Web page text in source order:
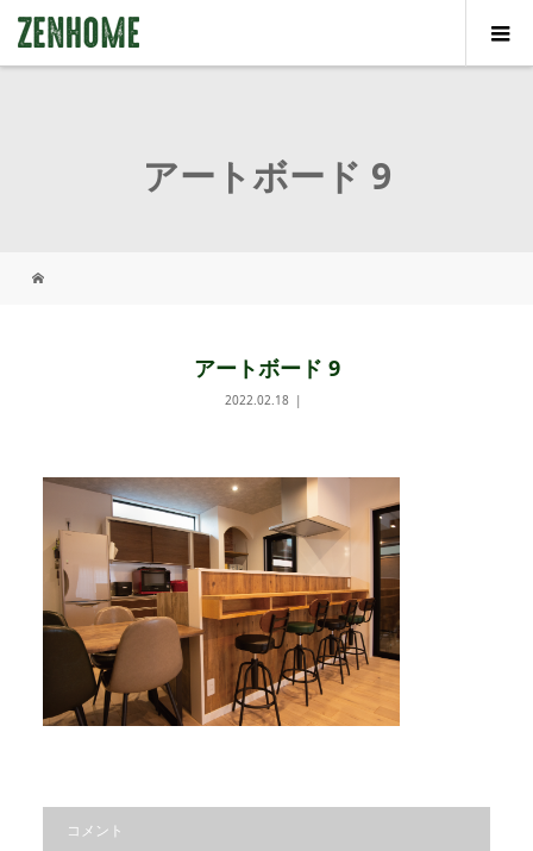
アートボード 9
アートボード 9
2022.02.18
コメント